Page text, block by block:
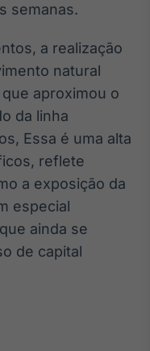
semanas.
a realização
natural
aproximou o
da linha
Essa é uma alta
reflete
a exposição da
especial
que ainda se
de capital